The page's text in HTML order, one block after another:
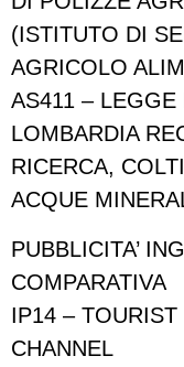
(ISTITUTO DI
AGRICOLO
AS411 – LEGGE
LOMBARDIA
RICERCA,
ACQUE
PUBBLICITA’
COMPARATIVA
IP14 –
CHANNEL